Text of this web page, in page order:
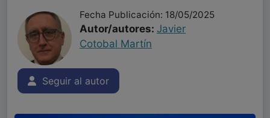
Fecha Publicación: 18/05/2025
Autor/autores: Javier
Cotobal Martín
Seguir al autor